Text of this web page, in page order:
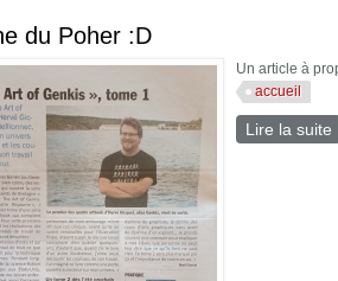
du Poher :D
Un article à
accueil
Lire la suite